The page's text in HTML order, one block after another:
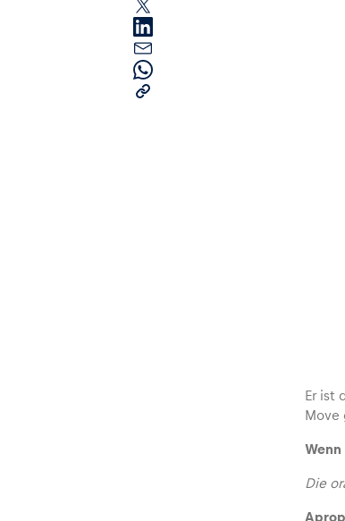
Er ist
Move
Wenn
Die